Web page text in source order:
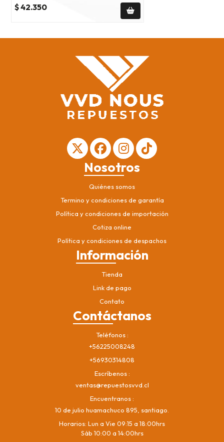
$ 42.350
Nosotros
Quiénes somos
Termino y condiciones de garantía
Política y condiciones de importación
Cotiza online
Política y condiciones de despachos
Información
Tienda
Link de pago
Contato
Contáctanos
Teléfonos
+56225008248
+56930314808
Escríbenos
ventas@repuestosvvd.cl
Encuentranos
10 de julio huamachuco 895, santiago.
Horarios: Lun a Vie 09:15 a 18:00hrs
Sáb 10:00 a 14:00hrs